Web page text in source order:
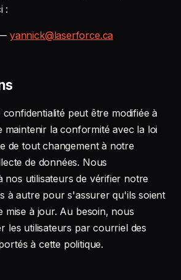
:
yannick@laserforce.ca
confidentialité peut être modifiée à
maintenir la conformité avec la loi
de tout changement à notre
de données. Nous
nos utilisateurs de vérifier notre
à autre pour s'assurer qu'ils soient
mise à jour. Au besoin, nous
les utilisateurs par courriel des
à cette politique.